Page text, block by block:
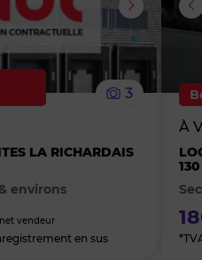
le
des
favoris
3
LA RICHARDAIS
environs
net vendeur
en sus
À